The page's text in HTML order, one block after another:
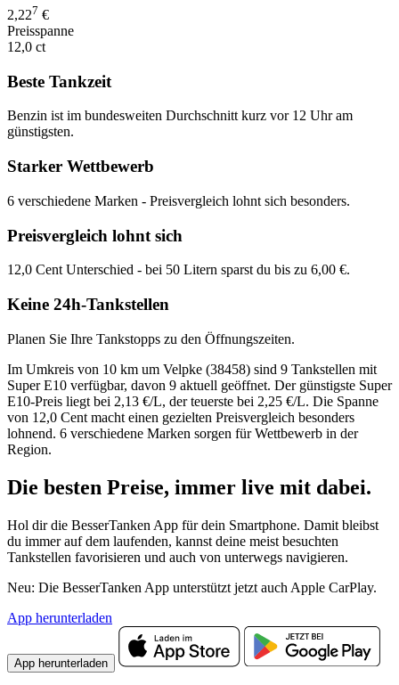
2,227 €
Preisspanne
12,0 ct
Beste Tankzeit
Benzin ist im bundesweiten Durchschnitt kurz vor 12 Uhr am
günstigsten.
Starker Wettbewerb
6 verschiedene Marken - Preisvergleich lohnt sich besonders.
Preisvergleich lohnt sich
12,0 Cent Unterschied - bei 50 Litern sparst du bis zu 6,00 €.
Keine 24h-Tankstellen
Planen Sie Ihre Tankstopps zu den Öffnungszeiten.
Im Umkreis von 10 km um Velpke (38458) sind 9 Tankstellen mit
Super E10 verfügbar, davon 9 aktuell geöffnet. Der günstigste Super
E10-Preis liegt bei 2,13 €/L, der teuerste bei 2,25 €/L. Die Spanne
von 12,0 Cent macht einen gezielten Preisvergleich besonders
lohnend. 6 verschiedene Marken sorgen für Wettbewerb in der
Region.
Die besten Preise, immer live mit dabei.
Hol dir die BesserTanken App für dein Smartphone. Damit bleibst
du immer auf dem laufenden, kannst deine meist besuchten
Tankstellen favorisieren und auch von unterwegs navigieren.
Neu: Die BesserTanken App unterstützt jetzt auch Apple CarPlay.
App herunterladen
App herunterladen